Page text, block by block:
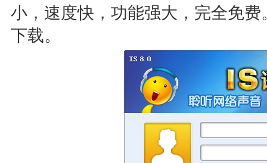
小，速度快，功能强大，完全免
下载。